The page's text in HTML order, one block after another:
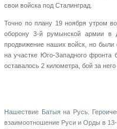
свои войска под Сталинград.
Точно по плану 19 ноября утром
оборону 3-й румынской армии в
продвижение наших войск, но были
на участке Юго-Западного фронта
оставалось 2 километра, бой за
Нашествие Батыя на Русь.
взаимоотношение Руси и Орды в 13-